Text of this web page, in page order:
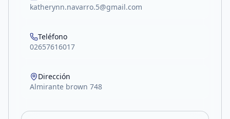
katherynn.navarro.5@gmail.com
Teléfono
02657616017
Dirección
Almirante brown 748